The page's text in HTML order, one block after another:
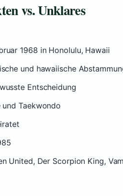
vs. Unklares
1968 in Honolulu, Hawaii
und hawaiische
Entscheidung
Taekwondo
United, Der Scorpion King,